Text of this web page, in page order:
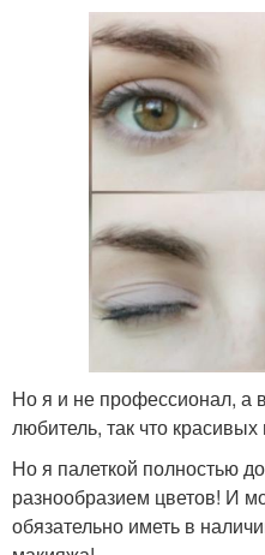
Но я и не профессионал, а
любитель, так что
Но я палеткой полностью
разнообразием цветов! И
обязательно иметь в